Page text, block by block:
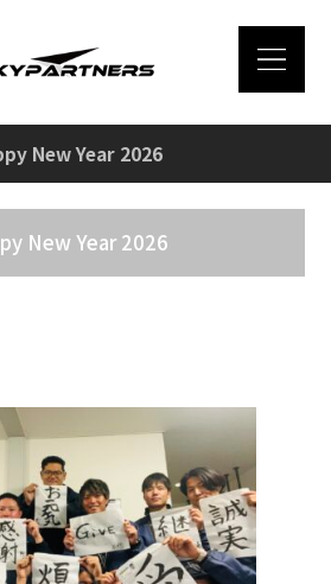
New Year 2026
New Year 2026